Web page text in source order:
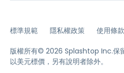
標準規範 隱私權政策 使用條款
版權所有© 2026 Splashtop Inc.保
以美元標價，另有說明者除外。